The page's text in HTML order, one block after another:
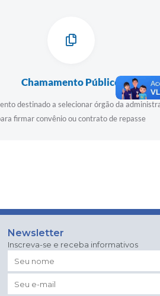
Chamamento Público
destinado a selecionar órgão da
firmar convênio ou contrato de repasse
Newsletter
Inscreva-se e receba informativos